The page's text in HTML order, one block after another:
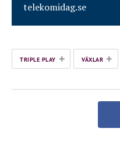
telekomidag.se
TRIPLE PLAY + VÄXLAR +